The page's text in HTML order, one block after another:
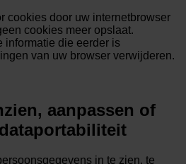
cookies door uw internetbrowser
cookies meer opslaat.
informatie die eerder is
van uw browser verwijderen.
aanpassen of
in te zien, te